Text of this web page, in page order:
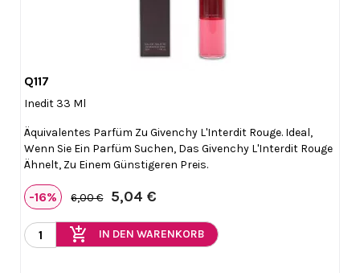
Q117
Inedit 33 Ml
Äquivalentes Parfüm Zu Givenchy L'Interdit Rouge. Ideal,
Wenn Sie Ein Parfüm Suchen, Das Givenchy L'Interdit Rouge
Ähnelt, Zu Einem Günstigeren Preis.
-16% 6,00 € 5,04 €
add_shopping_cart IN DEN WARENKORB